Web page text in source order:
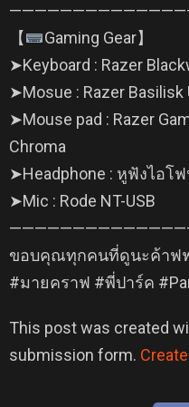
【
Gaming Gear】
➤Keyboard : Razer
➤Mosue : Razer Basilisk
➤Mouse pad : Razer
Chroma
➤Headphone : หูฟังไอโ
➤Mic : Rode NT-USB
ขอบคุณทุกคนที่ดูนะค้าฟ
#มายคราฟ #พี่ปาร์ค
This post was created
submission form.